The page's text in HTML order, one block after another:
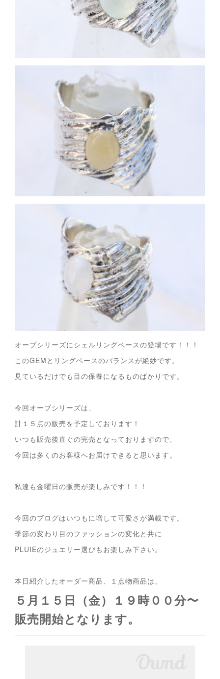
オーブシリーズにシェルリングベースの登場です！！！
このGEMとリングベースのバランスが絶妙です。
見ているだけでも目の保養になるものばかりです。
今回オーブシリーズは、
計１５点の販売を予定しております！
いつも販売後直ぐの完売となっておりますので、
今回は多くのお客様へお届けできると思います。
私達も金曜日の販売が楽しみです！！！
今回のブログはいつもに増して可愛さが満載です。
季節の変わり目のファッションの変化と共に
PLUIEのジュエリー選びもお楽しみ下さい。
本日紹介したオーダー商品、１点物商品は、
５月１５日（金）１９時００分〜
販売開始となります。